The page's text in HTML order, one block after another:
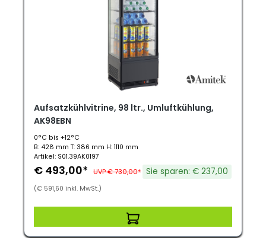
Aufsatzkühlvitrine, 98 ltr., Umluftkühlung,
AK98EBN
0°C bis +12°C
B: 428 mm T: 386 mm H: 1110 mm
Artikel: S01.39AK0197
€ 493,00* UVP € 730,00* Sie sparen: € 237,00
(€ 591,60 inkl. MwSt.)